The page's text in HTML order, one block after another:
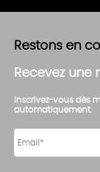
Restons en
Recevez une
Inscrivez-vous dès
automatiquement.